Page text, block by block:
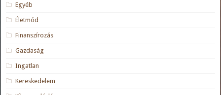
Egyéb
Életmód
Finanszírozás
Gazdaság
Ingatlan
Kereskedelem